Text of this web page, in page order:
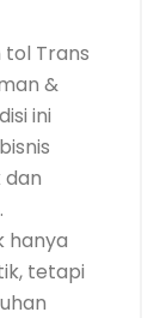
Trans
&
ini
hanya
tetapi